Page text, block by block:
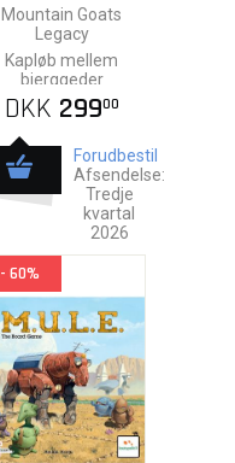
Mountain Goats
Legacy
Kapløb mellem
bjerggeder
DKK 29900
Forudbestil
Afsendelse:
Tredje
kvartal
2026
- 60%